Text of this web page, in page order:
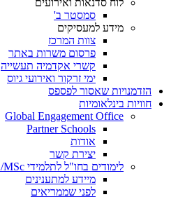
לוח סדנאות ואירועים
סמסטר ב'
מידע למעסיקים
צוות המרכז
פרסום משרות באתר
קשרי אקדמיה תעשייה
ימי זרקור ואירועי גיוס
הזדמנויות שאסור לפספס
חוויות בינלאומיות
Global Engagement Office
Partner Schools
אודות
יצירת קשר
לימודים בחו"ל לתלמידי MBA/MSc
מיידע למתענינים
לפני שממריאים